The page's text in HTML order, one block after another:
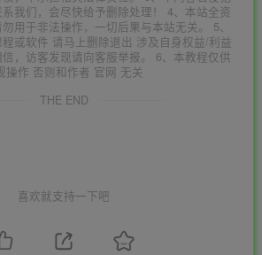
我们，会尽快给予删除处理！ 4、本站全资
用于非法操作，一切后果与本站无关。 5、
或软件 请马上删除退出 涉及自身权益/利益
，访客发现请向客服举报。 6、本教程仅供
操作 否则和作者 官网 无关
THE END
喜欢就支持一下吧